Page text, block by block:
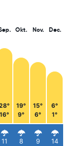
16°
11
Okt.
19°
9°
8
Nov.
15°
6°
9
Dec.
6°
1°
14